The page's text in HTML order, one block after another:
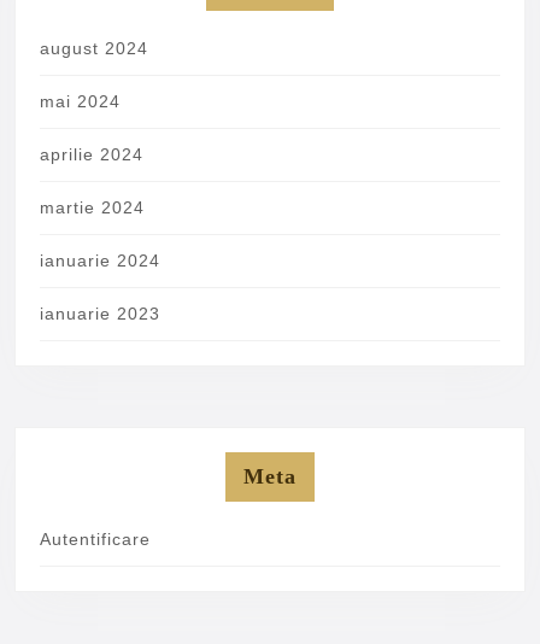
august 2024
mai 2024
aprilie 2024
martie 2024
ianuarie 2024
ianuarie 2023
Meta
Autentificare